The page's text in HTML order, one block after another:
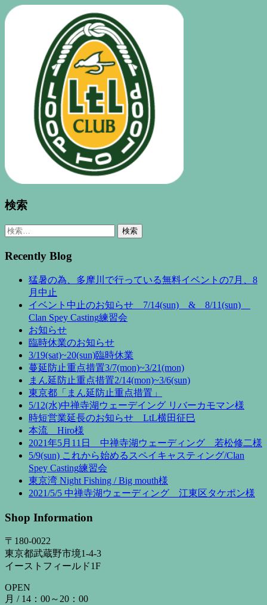
検索
検
Recently Blog
猛暑の為、多摩川で行っている無料イベントの7月、8
月中止
イベント中止のお知らせ 7/14(sun) & 8/11(sun)
Clan Spey Casting練習会
お知らせ
臨時休業のお知らせ
3/19(sat)~20(sun)臨時休業
蔓延防止重点措置3/7(mon)~3/21(mon)
まん延防止重点措置2/14(mon)~3/6(sun)
東京都「まん延防止重点措置」
5/12(水)中禅寺湖ウェーデイング リバーカモマン様
時短営業延長のお知らせ LtL横田征巳
本流 Hiro様
2021年5月11日 中禅寺湖ウェーディング 若松修二様
5/9(sun) これから始めるスペイキャスティング/Clan
Spey Casting練習会
東京湾 Night Fishing / Big mouth様
2021/5/5 中禅寺湖ウェーディング 江東区タケポン様
Shop Information
〒180-0022
東京都武蔵野市境1-4-3
イーストフィールド1F
OPEN
月 / 14：00～20：00